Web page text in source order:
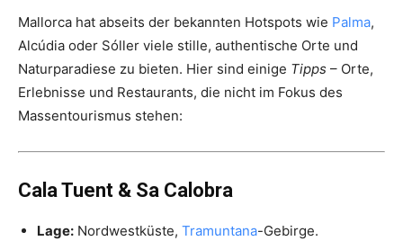
Mallorca hat abseits der bekannten Hotspots wie Palma,
Alcúdia oder Sóller viele stille, authentische Orte und
Naturparadiese zu bieten. Hier sind einige Tipps – Orte,
Erlebnisse und Restaurants, die nicht im Fokus des
Massentourismus stehen:
Cala Tuent & Sa Calobra
Lage: Nordwestküste, Tramuntana-Gebirge.